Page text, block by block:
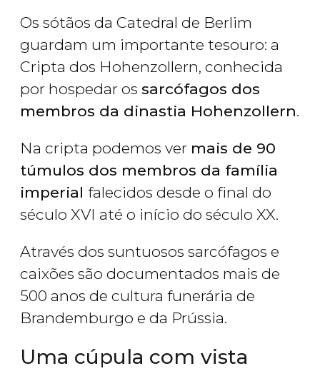
Os sótãos da Catedral de Berlim
guardam um importante tesouro: a
Cripta dos Hohenzollern, conhecida
por hospedar os sarcófagos dos
membros da dinastia Hohenzollern.
Na cripta podemos ver mais de 90
túmulos dos membros da família
imperial falecidos desde o final do
século XVI até o início do século XX.
Através dos suntuosos sarcófagos e
caixões são documentados mais de
500 anos de cultura funerária de
Brandemburgo e da Prússia.
Uma cúpula com vista